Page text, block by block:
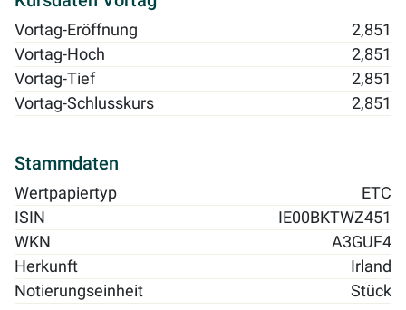
Vortag-Eröffnung
2,851
Vortag-Hoch
2,851
Vortag-Tief
2,851
Vortag-Schlusskurs
2,851
Stammdaten
Wertpapiertyp
ETC
ISIN
IE00BKTWZ451
WKN
A3GUF4
Herkunft
Irland
Notierungseinheit
Stück